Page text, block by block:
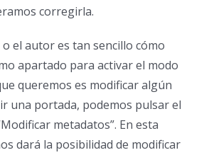
corregirla.
el autor es tan sencillo cómo
apartado para activar el modo
queremos es modificar algún
una portada, podemos pulsar el
metadatos”. En esta
dará la posibilidad de modificar